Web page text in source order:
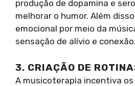
produção de dopamina e
melhorar o humor. Além
emocional por meio da
sensação de alívio e conexão.
3. CRIAÇÃO DE
A musicoterapia incentiva